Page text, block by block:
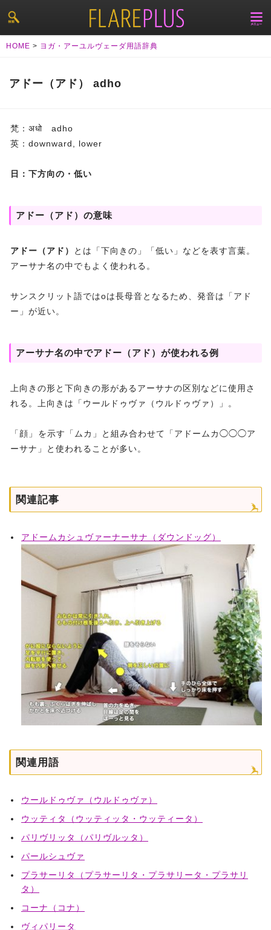
HOME > ヨガ・アーユルヴェーダ用語辞典
アドー（アド） adho
梵：अधो adho
英：downward, lower
日：下方向の・低い
アドー（アド）の意味
アドー（アド）
とは「下向きの」「低い」などを表す言葉。
アーサナ名の中でもよく使われる。
サンスクリット語ではoは長母音となるため、発音は「アド
ー」が近い。
アーサナ名の中でアドー（アド）が使われる例
上向きの形と下向きの形があるアーサナの区別などに使用さ
れる。上向きは「ウールドゥヴァ（ウルドゥヴァ）」。
「顔」を示す「ムカ」と組み合わせて「アドームカ◯◯◯ア
ーサナ」と使われることが多い。
関連記事
アドームカシュヴァーナーサナ（ダウンドッグ）
関連用語
ウールドゥヴァ（ウルドゥヴァ）
ウッティタ（ウッティッタ・ウッティータ）
パリヴリッタ（パリヴルッタ）
パールシュヴァ
プラサーリタ（プラサーリタ・プラサリータ・プラサリ
タ）
コーナ（コナ）
ヴィパリータ